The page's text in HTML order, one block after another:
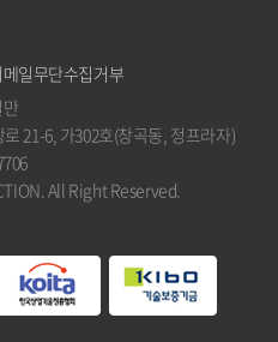
메일무단수집거부
21-6, 가302호(창곡동, 정프라자)
All Right Reserved.